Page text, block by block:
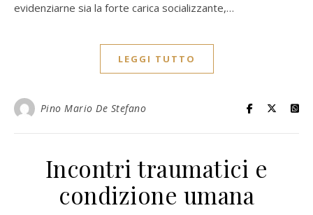
evidenziarne sia la forte carica socializzante,…
LEGGI TUTTO
Pino Mario De Stefano
Incontri traumatici e
condizione umana